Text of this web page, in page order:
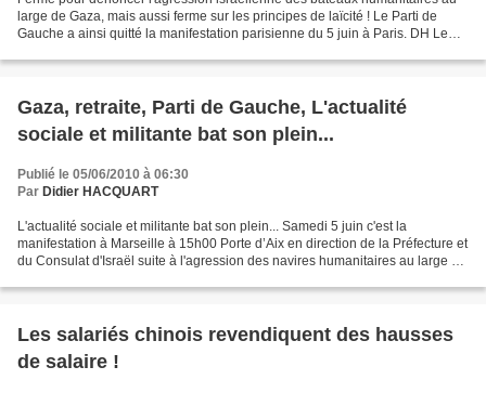
large de Gaza, mais aussi ferme sur les principes de laïcité ! Le Parti de
Gauche a ainsi quitté la manifestation parisienne du 5 juin à Paris. DH Le
Gaza, retraite, Parti de Gauche, L'actualité
sociale et militante bat son plein...
Publié le 05/06/2010 à 06:30
Par Didier HACQUART
L'actualité sociale et militante bat son plein... Samedi 5 juin c'est la
manifestation à Marseille à 15h00 Porte d’Aix en direction de la Préfecture et
du Consulat d'Israël suite à l'agression des navires humanitaires au large de
Les salariés chinois revendiquent des hausses
de salaire !